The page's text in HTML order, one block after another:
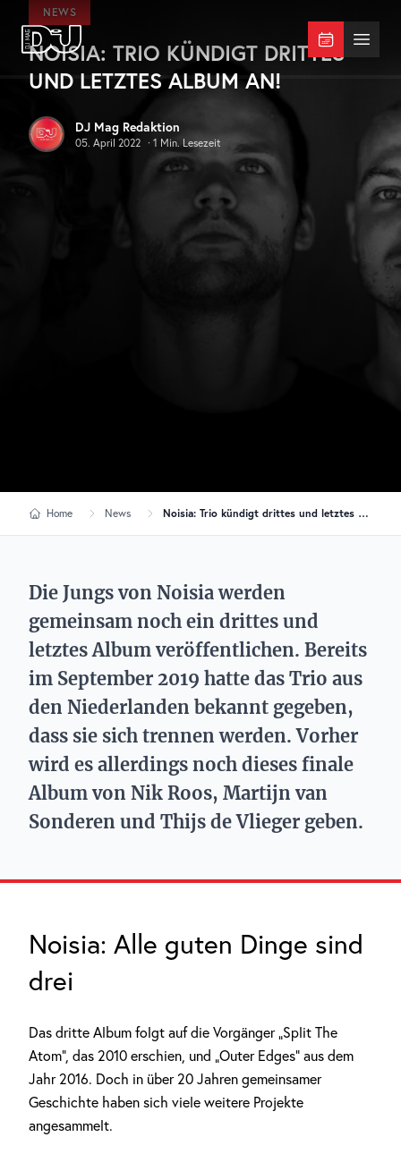
Zum Hauptinhalt springen
DJ Mag Germany Menü
NEWS
NOISIA: TRIO KÜNDIGT DRITTES
UND LETZTES ALBUM AN!
DJ Mag Redaktion
05. April 2022 · 1 Min. Lesezeit
Home News Noisia: Trio kündigt drittes und letztes Album an!
Die Jungs von Noisia werden
gemeinsam noch ein drittes und
letztes Album veröffentlichen. Bereits
im September 2019 hatte das Trio aus
den Niederlanden bekannt gegeben,
dass sie sich trennen werden. Vorher
wird es allerdings noch dieses finale
Album von Nik Roos, Martijn van
Sonderen und Thijs de Vlieger geben.
Noisia: Alle guten Dinge sind
drei
Das dritte Album folgt auf die Vorgänger „Split The
Atom“, das 2010 erschien, und „Outer Edges“ aus dem
Jahr 2016. Doch in über 20 Jahren gemeinsamer
Geschichte haben sich viele weitere Projekte
angesammelt.